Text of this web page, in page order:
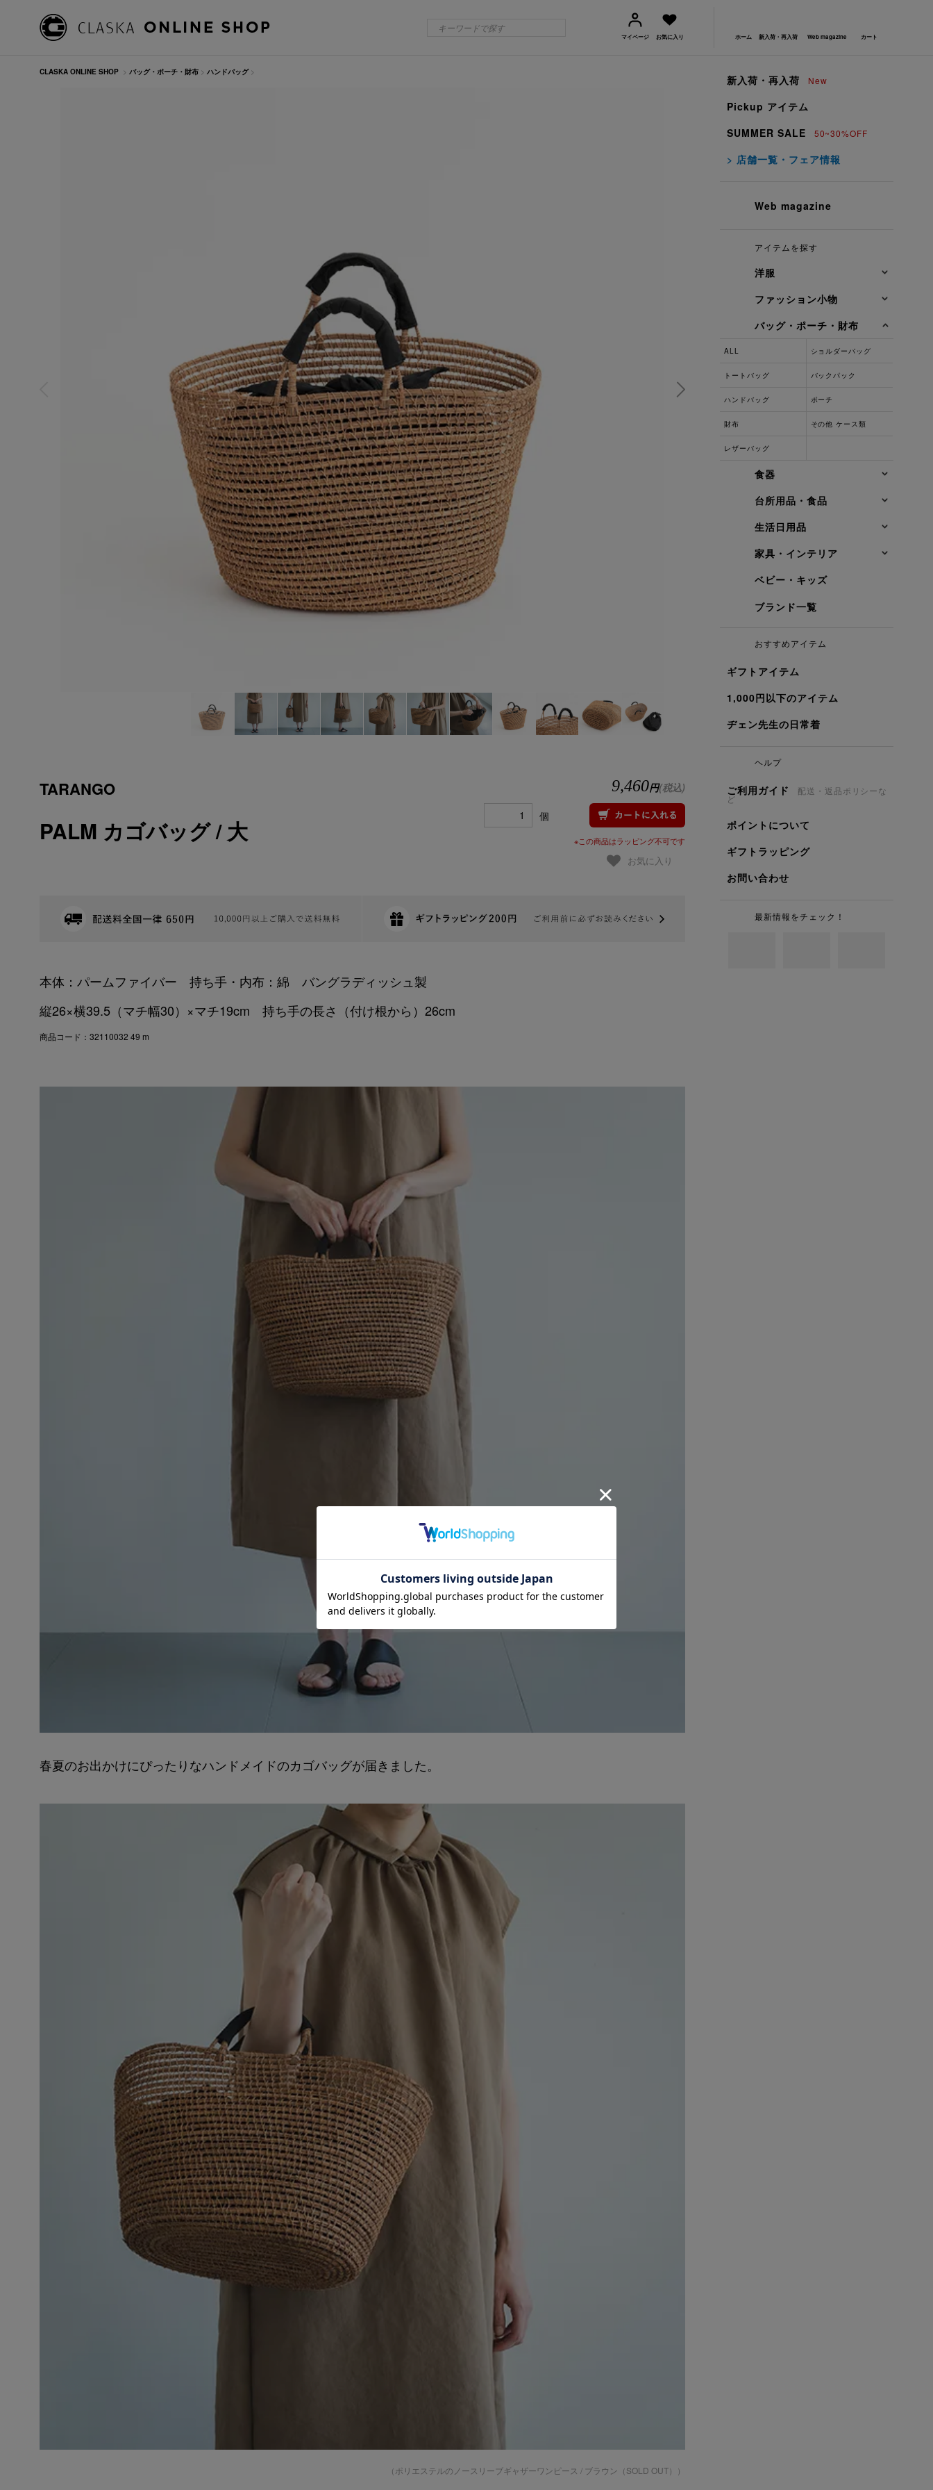
マイページ お気に入り ホーム 新入荷・再入荷 Web magazine カート
新入荷・再入荷 New
Pickup アイテム
SUMMER SALE
50~30%OFF
> 店舗一覧・フェア情報
Web magazine
アイテムを探す
洋服
ファッション小物
バッグ・ポーチ・財布
ALL ショルダーバッグ
トートバッグ バックパック
ハンドバッグ ポーチ
財布 その他 ケース類
レザーバッグ
食器
台所用品・食品
生活日用品
家具・インテリア
ベビー・キッズ
ブランド一覧
おすすめアイテム
ギフトアイテム
1,000円以下のアイテム
ヂェン先生の日常着
ヘルプ
ご利用ガイド 配送・返品ポリシーな
ど
ポイントについて
ギフトラッピング
お問い合わせ
最新情報をチェック！
CLASKA ONLINE SHOP > バッグ・ポーチ・財布 > ハンドバッグ>
TARANGO
PALM カゴバッグ / 大
9,460円(税込)
個
※この商品はラッピング不可です
お気に入り
本体：パームファイバー 持ち手・内布：綿 バングラディッシュ製
縦26×横39.5（マチ幅30）×マチ19cm 持ち手の長さ（付け根から）26cm
商品コード：32110032 49 m
春夏のお出かけにぴったりなハンドメイドのカゴバッグが届きました。
（ポリエステルのノースリーブギャザーワンピース / ブラウン（SOLD OUT））